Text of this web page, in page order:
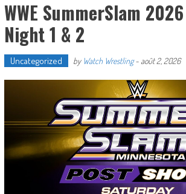
WWE SummerSlam
Night 1 & 2
Uncategorized by Watch Wrestling- août 2, 2026